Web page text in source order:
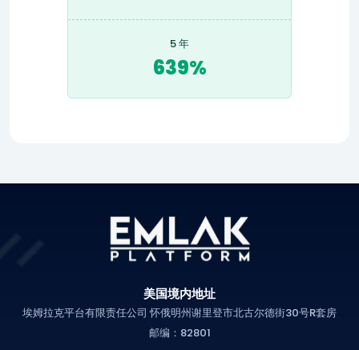
5 年
639%
美国境内地址
埃姆拉克平台有限责任公司 怀俄明州谢里登市北古尔德街30号R套房
邮编：82801